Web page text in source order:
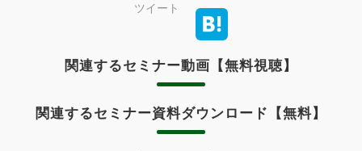
ツイート
関連するセミナー動画【無料視聴】
関連するセミナー資料ダウンロード【無料】